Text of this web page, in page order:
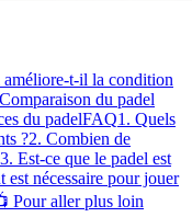
améliore-t-il la condition
Comparaison du padel
du padelFAQ1. Quels
?2. Combien de
3. Est-ce que le padel est
est nécessaire pour jouer
Pour aller plus loin